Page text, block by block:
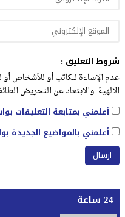
شروط التعليق :
عدم الإساءة للكاتب أو للأشخاص أو
الالهية. والابتعاد عن التحريض
أعلمني بمتابعة التعليقات
أعلمني بالمواضيع الجديدة
24 ساعة